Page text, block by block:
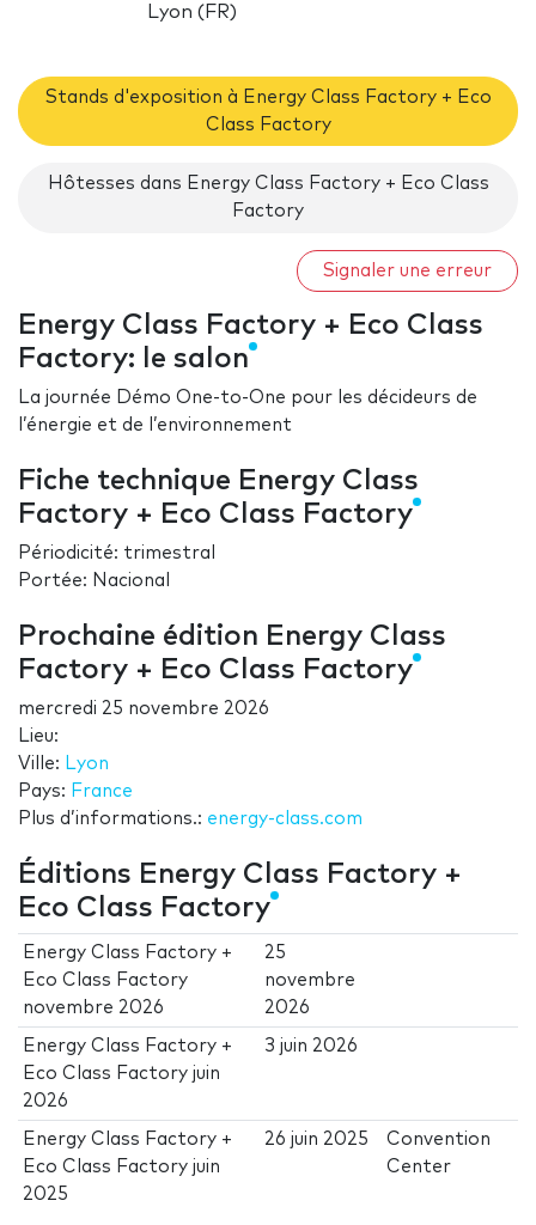
Lyon (FR)
Stands d'exposition à Energy Class Factory + Eco
Class Factory
Hôtesses dans Energy Class Factory + Eco Class
Factory
Signaler une erreur
Energy Class Factory + Eco Class
Factory: le salon
La journée Démo One-to-One pour les décideurs de
l’énergie et de l’environnement
Fiche technique Energy Class
Factory + Eco Class Factory
Périodicité: trimestral
Portée: Nacional
Prochaine édition Energy Class
Factory + Eco Class Factory
mercredi 25 novembre 2026
Lieu:
Ville: Lyon
Pays: France
Plus d’informations.: energy-class.com
Éditions Energy Class Factory +
Eco Class Factory
Energy Class Factory +
Eco Class Factory
novembre 2026
25
novembre
2026
Energy Class Factory +
Eco Class Factory juin
2026
3 juin 2026
Energy Class Factory +
Eco Class Factory juin
2025
26 juin 2025
Convention
Center